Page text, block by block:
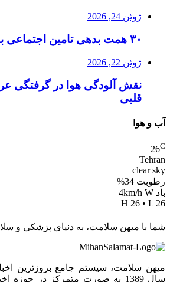
ژوئن 24, 2026
۳۰ همت بدهی تامین اجتماعی به وزارت بهداشت
ژوئن 22, 2026
نقش آلودگی هوا در گرفتگی
قلبی
آب و هوا
26C
Tehran
clear sky
رطوبت 34%
باد 4km/h W
H 26 • L 26
شما با میهن سلامت، به دنیای پزشکی و
میهن سلامت، سیستم جامع بروزترین
سال 1389 به صورت متمرکز در